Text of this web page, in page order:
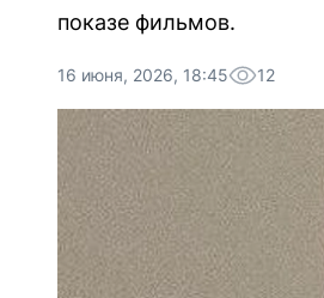
показе фильмов.
16 июня, 2026, 18:45 12